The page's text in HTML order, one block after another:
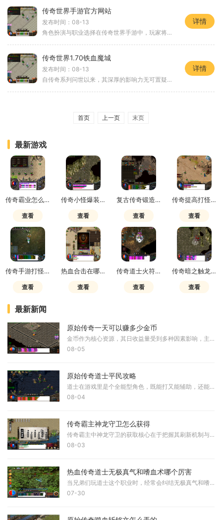
传奇世界手游官方网站
发布时间：08-13
角色扮演与职业选择在传奇世界手游中，玩家将扮演不同的角色，每个角色都有独特的职业属性和技能。游戏中主要有三个职业：战士、法师和道士。战士：战士是近战职业，擅长高强度的物理攻击，拥有较高的生命值和防御能力。战士的技能如龙卷风可以对敌人造成范围
详情
传奇世界1.70铁血魔城
发布时间：08-13
自传奇系列问世以来，其深厚的影响力无可置疑。许多玩家都曾沉浸在这款游戏的魔幻世界中，经历了无数次的战斗与冒险。传奇世界1.70铁血魔城作为经典的延续，不仅保留了原作的核心玩法，还通过新颖的元素提升了游戏的可玩性。游戏中的角色扮演系统是玩家体
详情
首页 上一页 末页
最新游戏
传奇霸业怎么玩厉害
查看
传奇小怪爆装备吗
查看
复古传奇锻造武器窍门
查看
传奇提高打怪爆率有用吗
查看
传奇手游打怪咋不出东西了
查看
热血合击在哪升级
查看
传奇道士火符打不到人怎么办呢
查看
传奇暗之触龙神在哪里刷
查看
最新新闻
原始传奇一天可以赚多少金币
金币作为核心资源，其日收益量受到多种因素影响，主要包括角色等级、装备强度、刷怪效率和地图选择，无法给出固定数值。玩家等级越高，可进入的高级地图越多，怪物掉落金币的
08-05
原始传奇道士平民攻略
道士在游戏里是个全能型角色，既能打又能辅助，还能单挑大部分boss，非常适合独自闯荡江湖。对于咱们平民玩家来说，只要掌握一些技巧，一样能玩得风生水起。咱们得明白道士的核
08-04
传奇霸主神龙守卫怎么获得
传奇霸主中神龙守卫的获取核心在于把握其刷新机制与地图进入条件。该守卫固定出现在神龙领域地图内，玩家需满足服务器开放天数要求且跨服功能开启后，通过主城盟重省或特定功
08-03
热血传奇道士无极真气和嗜血术哪个厉害
当兄弟们玩道士这个职业时，经常会纠结无极真气和嗜血术这两个技能的选择。从技能特性来看，无极真气是个爆发型的增益技能，开启后能在短时间内大幅提升道术属性，让你的输出
07-30